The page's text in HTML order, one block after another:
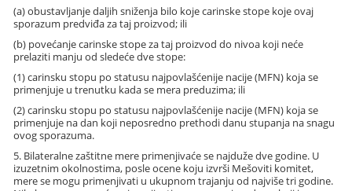
(a) obustavljanje daljih sniženja bilo koje carinske stope koje ovaj
sporazum predviđa za taj proizvod; ili
(b) povećanje carinske stope za taj proizvod do nivoa koji neće
prelaziti manju od sledeće dve stope:
(1) carinsku stopu po statusu najpovlašćenije nacije (MFN) koja se
primenjuje u trenutku kada se mera preduzima; ili
(2) carinsku stopu po statusu najpovlašćenije nacije (MFN) koja se
primenjuje na dan koji neposredno prethodi danu stupanja na snagu
ovog sporazuma.
5. Bilateralne zaštitne mere primenjivaće se najduže dve godine. U
izuzetnim okolnostima, posle ocene koju izvrši Mešoviti komitet,
mere se mogu primenjivati u ukupnom trajanju od najviše tri godine.